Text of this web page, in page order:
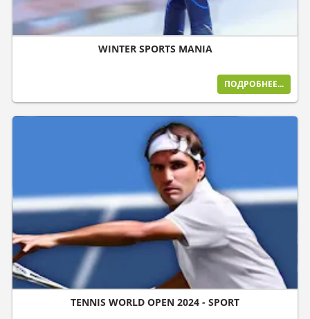
WINTER SPORTS MANIA
ПОДРОБНЕЕ...
TENNIS WORLD OPEN 2024 - SPORT